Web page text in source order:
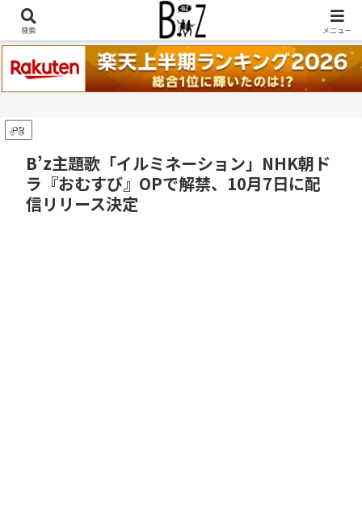
稲葉浩志『en-Zepp』『enⅣ』セトリ一覧はこちら
PR
B’z主題歌「イルミネーション」NHK朝ド
ラ『おむすび』OPで解禁、10月7日に配
信リリース決定
検索 メニュー